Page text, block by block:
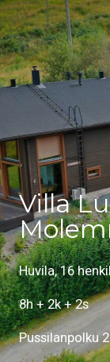
Villa
Huvila, 16
8h + 2k + 2s
Pussilanpolku